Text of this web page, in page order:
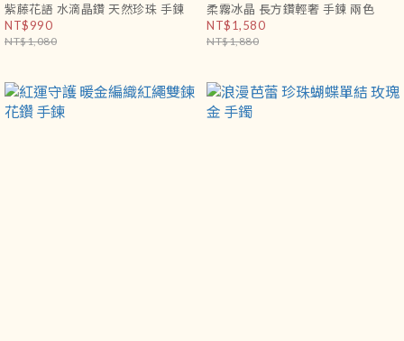
紫藤花語 水滴晶鑽 天然珍珠 手鍊
NT$990
NT$1,080
柔霧冰晶 長方鑽輕奢 手鍊 兩色
NT$1,580
NT$1,880